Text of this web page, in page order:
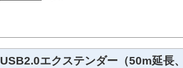
USB2.0エクステンダー（50m延長